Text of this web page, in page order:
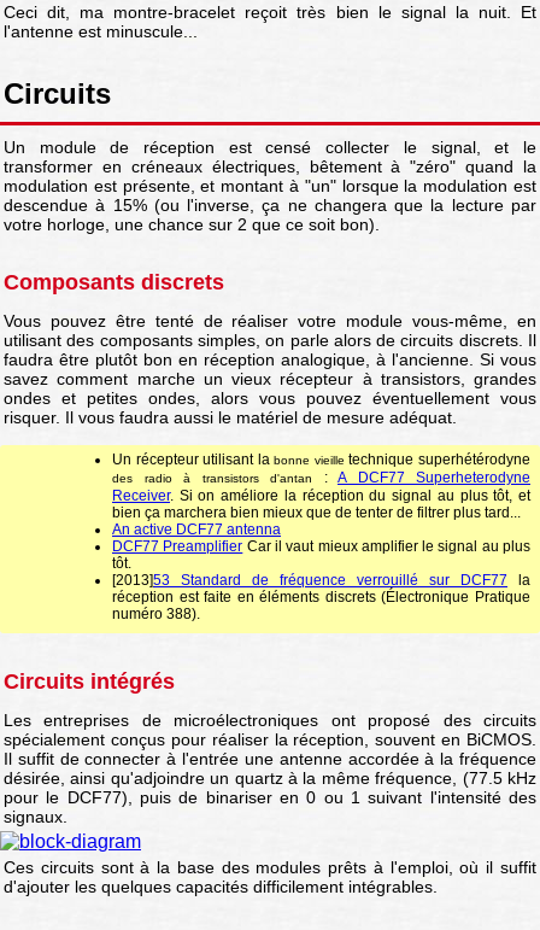
Ceci dit, ma montre-bracelet reçoit très bien le signal la nuit. Et
l'antenne est minuscule...
Circuits
Un module de réception est censé collecter le signal, et le
transformer en créneaux électriques, bêtement à "zéro" quand la
modulation est présente, et montant à "un" lorsque la modulation est
descendue à 15% (ou l'inverse, ça ne changera que la lecture par
votre horloge, une chance sur 2 que ce soit bon).
Composants discrets
Vous pouvez être tenté de réaliser votre module vous-même, en
utilisant des composants simples, on parle alors de circuits discrets. Il
faudra être plutôt bon en réception analogique, à l'ancienne. Si vous
savez comment marche un vieux récepteur à transistors, grandes
ondes et petites ondes, alors vous pouvez éventuellement vous
risquer. Il vous faudra aussi le matériel de mesure adéquat.
Un récepteur utilisant labonne vieille technique superhétérodyne
des radio à transistors d'antan : A DCF77 Superheterodyne
Receiver. Si on améliore la réception du signal au plus tôt, et
bien ça marchera bien mieux que de tenter de filtrer plus tard...
An active DCF77 antenna
DCF77 Preamplifier Car il vaut mieux amplifier le signal au plus
tôt.
[2013]53 Standard de fréquence verrouillé sur DCF77 la
réception est faite en éléments discrets (Électronique Pratique
numéro 388).
Circuits intégrés
Les entreprises de microélectroniques ont proposé des circuits
spécialement conçus pour réaliser la réception, souvent en BiCMOS.
Il suffit de connecter à l'entrée une antenne accordée à la fréquence
désirée, ainsi qu'adjoindre un quartz à la même fréquence, (77.5 kHz
pour le DCF77), puis de binariser en 0 ou 1 suivant l'intensité des
signaux.
Ces circuits sont à la base des modules prêts à l'emploi, où il suffit
d'ajouter les quelques capacités difficilement intégrables.